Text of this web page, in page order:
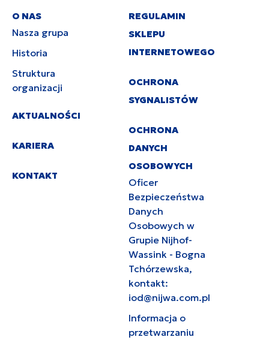
O NAS
Nasza grupa
Historia
Struktura
organizacji
AKTUALNOŚCI
KARIERA
KONTAKT
REGULAMIN
SKLEPU
INTERNETOWEGO
OCHRONA
SYGNALISTÓW
OCHRONA
DANYCH
OSOBOWYCH
Oficer
Bezpieczeństwa
Danych
Osobowych w
Grupie Nijhof-
Wassink - Bogna
Tchórzewska,
kontakt:
iod@nijwa.com.pl
Informacja o
przetwarzaniu